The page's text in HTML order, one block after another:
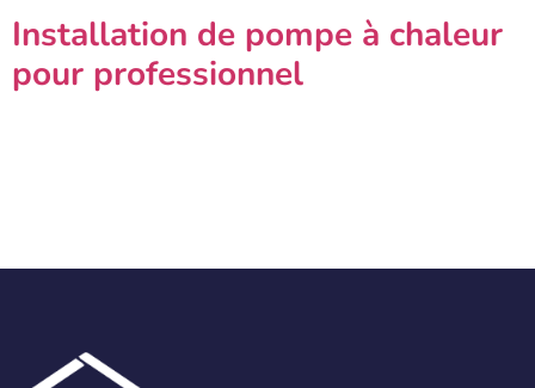
Installation de pompe à chaleur
pour professionnel